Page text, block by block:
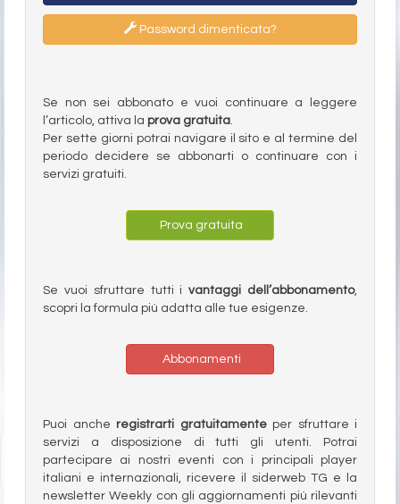
Password dimenticata?
Se non sei abbonato e vuoi continuare a leggere
l’articolo, attiva la prova gratuita.
Per sette giorni potrai navigare il sito e al termine del
periodo decidere se abbonarti o continuare con i
servizi gratuiti.
Prova gratuita
Se vuoi sfruttare tutti ivantaggi dell’abbonamento,
scopri la formula più adatta alle tue esigenze.
Abbonamenti
Puoi anche registrarti gratuitamenteper sfruttare i
servizi a disposizione di tutti gli utenti. Potrai
partecipare ai nostri eventi con i principali player
italiani e internazionali, ricevere il siderweb TG e la
newsletter Weekly con gli aggiornamenti più rilevanti